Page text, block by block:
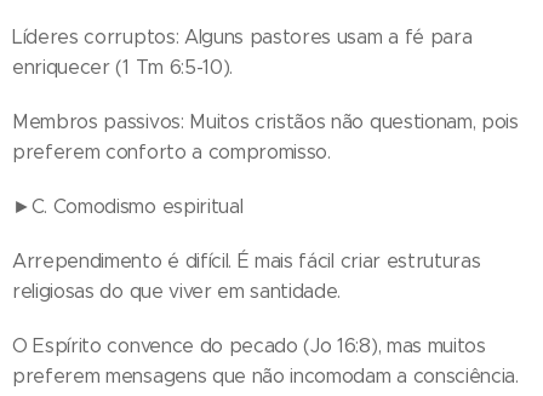
Líderes corruptos: Alguns pastores usam a fé para
enriquecer (1 Tm 6:5-10).
Membros passivos: Muitos cristãos não questionam, pois
preferem conforto a compromisso.
►C. Comodismo espiritual
Arrependimento é difícil. É mais fácil criar estruturas
religiosas do que viver em santidade.
O Espírito convence do pecado (Jo 16:8), mas muitos
preferem mensagens que não incomodam a consciência.